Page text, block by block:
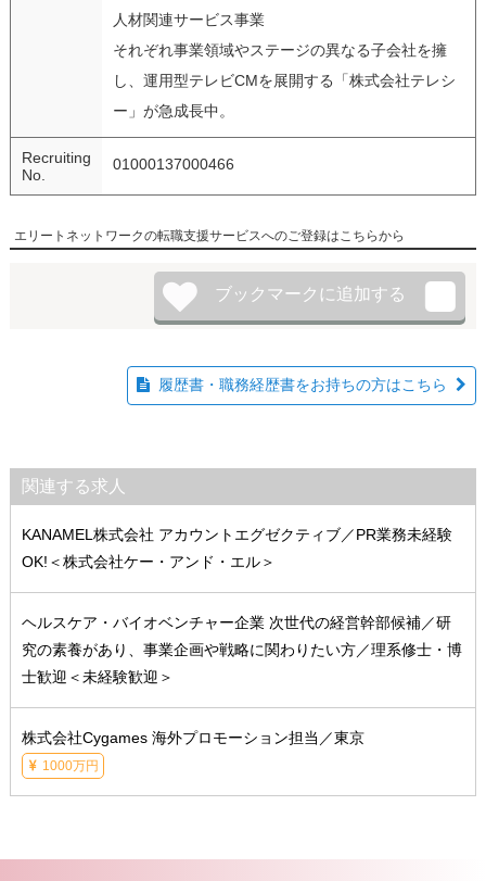
人材関連サービス事業
それぞれ事業領域やステージの異なる子会社を擁
し、運用型テレビCMを展開する「株式会社テレシ
ー」が急成長中。
Recruiting
No.
01000137000466
エリートネットワークの転職支援サービスへのご登録はこちらから
履歴書・職務経歴書をお持ちの方はこちら
関連する求人
KANAMEL株式会社 アカウントエグゼクティブ／PR業務未経験
OK!＜株式会社ケー・アンド・エル＞
ヘルスケア・バイオベンチャー企業 次世代の経営幹部候補／研
究の素養があり、事業企画や戦略に関わりたい方／理系修士・博
士歓迎＜未経験歓迎＞
株式会社Cygames 海外プロモーション担当／東京
1000万円